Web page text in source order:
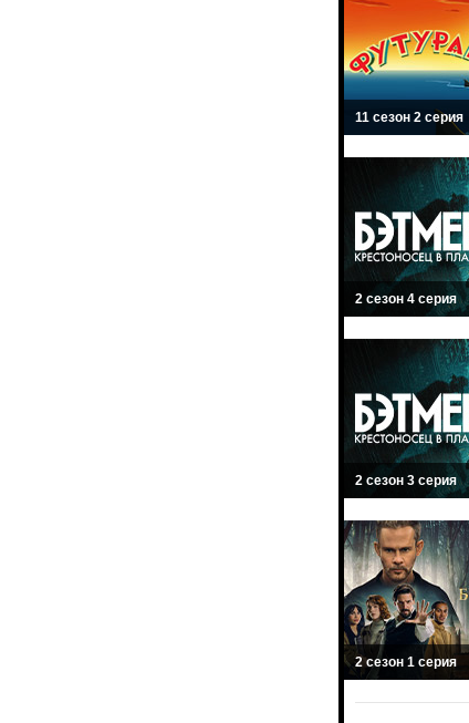
11 сезон 2 серия
2 сезон 4 серия
2 сезон 3 серия
2 сезон 1 серия